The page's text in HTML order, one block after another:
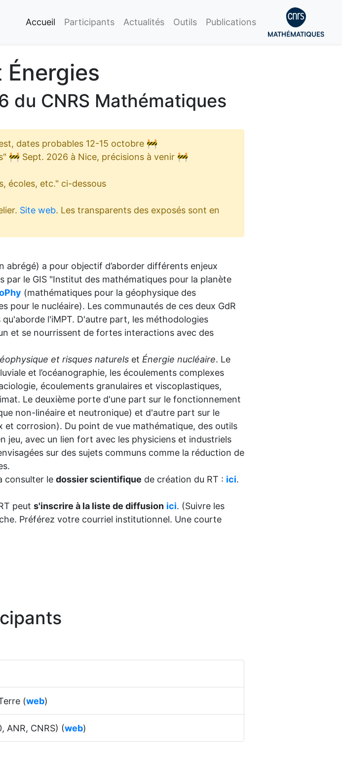
Accueil Participants Actualités Outils Publications
Énergies
du CNRS Mathématiques
dates probables 12-15 octobre 🚧
🚧 Sept. 2026 à Nice, précisions à venir 🚧
écoles, etc." ci-dessous
Site web. Les transparents des exposés sont en
abrégé) a pour objectif d’aborder différents enjeux
par le GIS "Institut des mathématiques pour la planète
(mathématiques pour la géophysique des
pour le nucléaire). Les communautés de ces deux GdR
l'iMPT. D'autre part, les méthodologies
et se nourrissent de fortes interactions avec des
et risques naturels et Énergie nucléaire. Le
et l’océanographie, les écoulements complexes
écoulements granulaires et viscoplastiques,
Le deuxième porte d'une part sur le fonctionnement
non-linéaire et neutronique) et d'autre part sur le
corrosion). Du point de vue mathématique, des outils
jeu, avec un lien fort avec les physiciens et industriels
sur des sujets communs comme la réduction de
consulter le dossier scientifique de création du RT : ici.
peut s'inscrire à la liste de diffusion ici. (Suivre les
Préférez votre courriel institutionnel. Une courte
(web)
ANR, CNRS) (web)